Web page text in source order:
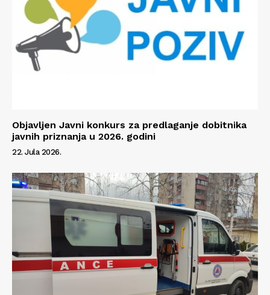
Objavljen Javni konkurs za predlaganje dobitnika
javnih priznanja u 2026. godini
22. Jula 2026.